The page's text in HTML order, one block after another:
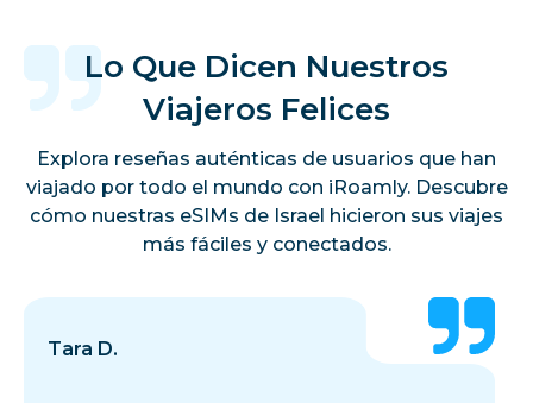
Lo Que Dicen Nuestros
Viajeros Felices
Explora reseñas auténticas de usuarios que han
viajado por todo el mundo con iRoamly. Descubre
cómo nuestras eSIMs de Israel hicieron sus viajes
más fáciles y conectados.
Tara D.